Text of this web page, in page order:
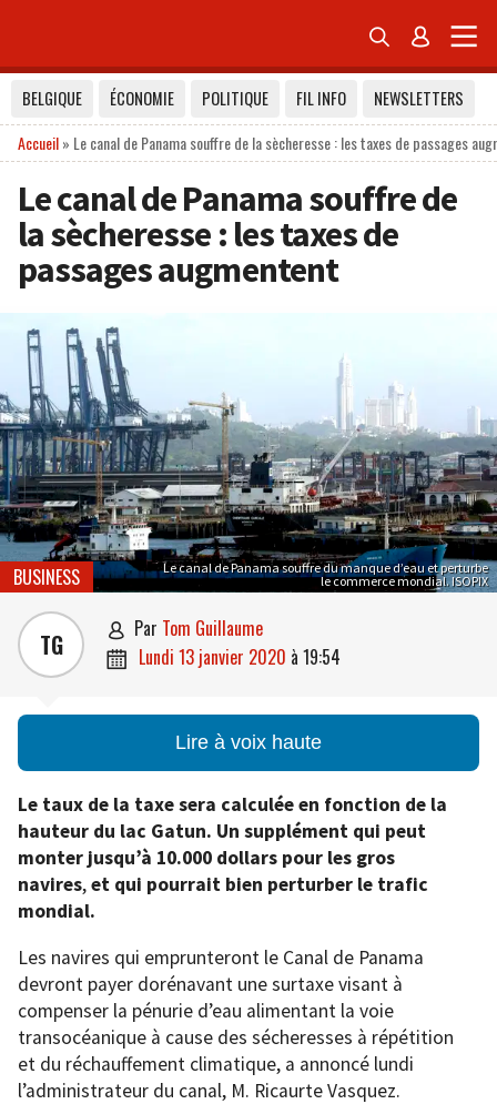
 
BELGIQUE ÉCONOMIE POLITIQUE FIL INFO
NEWSLETTERS
Accueil» Le canal de Panama souffre de la sècheresse : les taxes de passages
Le canal de Panama souffre de
la sècheresse : les taxes de
passages augmentent
Le canal de Panama souffre du manque d’eau et perturbe
le commerce mondial. ISOPIX
BUSINESS
TG  par Tom Guillaume
 lundi 13 janvier 2020 à 19:54
Lire à voix haute
Le taux de la taxe sera calculée en fonction de la
hauteur du lac Gatun. Un supplément qui peut
monter jusqu’à 10.000 dollars pour les gros
navires,et qui pourrait bien perturber le trafic
mondial.
Les navires qui emprunteront le Canal de Panama
devront payer dorénavant une surtaxe visant à
compenser la pénurie d’eau alimentant la voie
transocéanique à cause des sécheresses à répétition
et du réchauffement climatique, a annoncé lundi
l’administrateur du canal, M. Ricaurte Vasquez.